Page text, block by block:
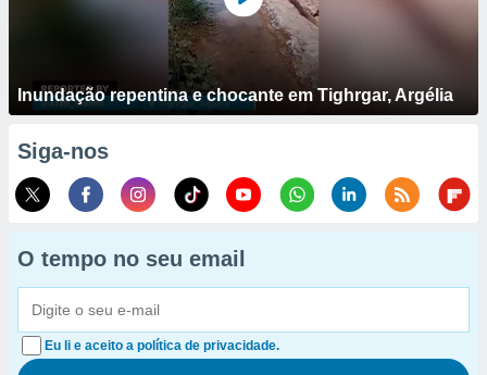
Inundação repentina e chocante em Tighrgar, Argélia
Siga-nos
O tempo no seu email
Eu li e aceito a política de privacidade.